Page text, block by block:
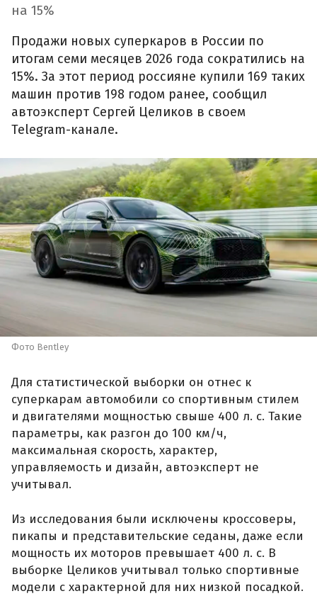
на 15%
Продажи новых суперкаров в России по
итогам семи месяцев 2026 года сократились на
15%. За этот период россияне купили 169 таких
машин против 198 годом ранее, сообщил
автоэксперт Сергей Целиков в своем
Telegram-канале.
Фото Bentley
Для статистической выборки он отнес к
суперкарам автомобили со спортивным стилем
и двигателями мощностью свыше 400 л. с. Такие
параметры, как разгон до 100 км/ч,
максимальная скорость, характер,
управляемость и дизайн, автоэксперт не
учитывал.
Из исследования были исключены кроссоверы,
пикапы и представительские седаны, даже если
мощность их моторов превышает 400 л. с. В
выборке Целиков учитывал только спортивные
модели с характерной для них низкой посадкой.